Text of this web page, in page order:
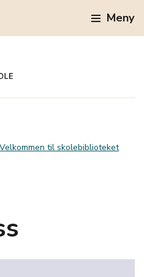
Meny
Velkommen til skolebiblioteket